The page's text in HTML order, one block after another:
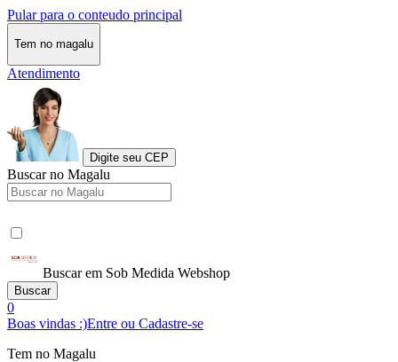
Pular para o conteudo principal
Tem no magalu
Atendimento
Digite seu CEP
Buscar no Magalu
Buscar em Sob Medida Webshop
Buscar
0
Boas vindas :)Entre ou Cadastre-se
Tem no Magalu